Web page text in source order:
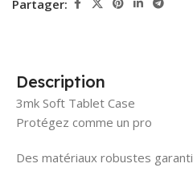
Partager:
Description
3mk Soft Tablet Case
Protégez comme un pro
Des matériaux robustes